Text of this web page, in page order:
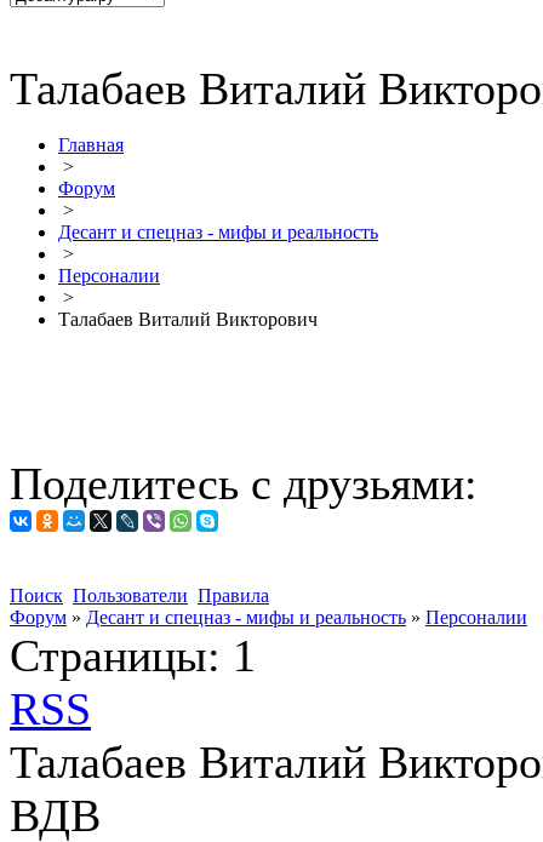
Талабаев Виталий
Главная
>
Форум
>
Десант и спецназ - мифы и реальность
>
Персоналии
>
Талабаев Виталий Викторович
Поделитесь с друзьями:
Поиск Пользователи Правила
Форум » Десант и спецназ - мифы и реальность » Персоналии
Страницы: 1
RSS
Талабаев Виталий
ВДВ